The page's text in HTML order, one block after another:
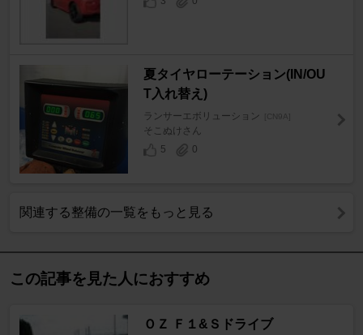
夏タイヤローテーション(IN/OU
T入れ替え)
ランサーエボリューション [CN9A]
そこぬけさん
5
0
関連する整備の一覧をもっと見る
この記事を見た人におすすめ
ＯＺ Ｆ１&Ｓドライブ